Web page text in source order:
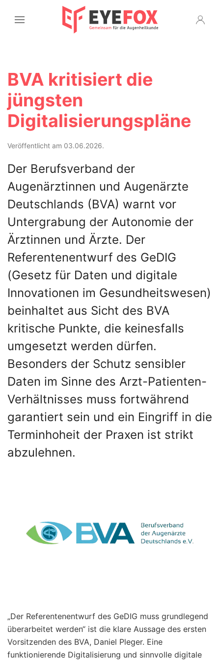
BVA kritisiert die
jüngsten
Digitalisierungspläne
Veröffentlicht am 03.06.2026.
Der Berufsverband der
Augenärztinnen und Augenärzte
Deutschlands (BVA) warnt vor
Untergrabung der Autonomie der
Ärztinnen und Ärzte. Der
Referentenentwurf des GeDIG
(Gesetz für Daten und digitale
Innovationen im Gesundheitswesen)
beinhaltet aus Sicht des BVA
kritische Punkte, die keinesfalls
umgesetzt werden dürfen.
Besonders der Schutz sensibler
Daten im Sinne des Arzt-Patienten-
Verhältnisses muss fortwährend
garantiert sein und ein Eingriff in die
Terminhoheit der Praxen ist strikt
abzulehnen.
„Der Referentenentwurf des GeDIG muss grundlegend
überarbeitet werden“ ist die klare Aussage des ersten
Vorsitzenden des BVA, Daniel Pleger. Eine
funktionierende Digitalisierung und sinnvolle digitale